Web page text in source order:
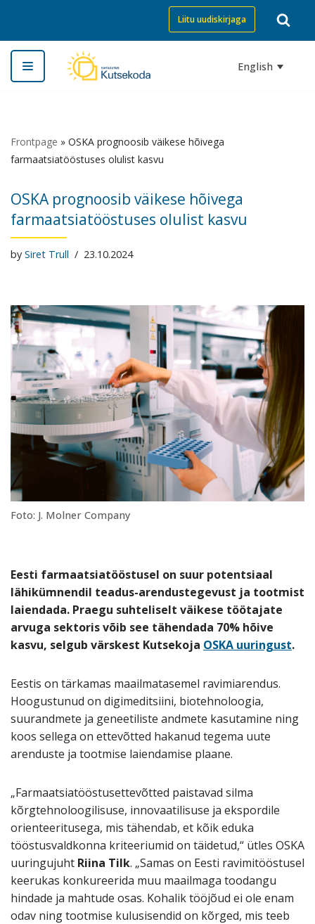
Skip
to
content
Liitu uudiskirjaga
English
Frontpage » OSKA prognoosib väikese hõivega
farmaatsiatööstuses olulist kasvu
OSKA prognoosib väikese hõivega
farmaatsiatööstuses olulist kasvu
by Siret Trull 23.10.2024
Foto: J. Molner Company
Eesti farmaatsiatööstusel on suur potentsiaal
lähikümnendil teadus-arendustegevust ja tootmist
laiendada. Praegu suhteliselt väikese töötajate
arvuga sektoris võib see tähendada 70% hõive
kasvu, selgub värskest Kutsekoja OSKA uuringust.
Eestis on tärkamas maailmatasemel ravimiarendus.
Hoogustunud on digimeditsiini, biotehnoloogia,
suurandmete ja geneetiliste andmete kasutamine ning
koos sellega on ettevõtted hakanud tegema uute
arenduste ja tootmise laiendamise plaane.
„Farmaatsiatööstusettevõtted paistavad silma
kõrgtehnoloogilisuse, innovaatilisuse ja ekspordile
orienteeritusega, mis tähendab, et kõik eduka
tööstusvaldkonna kriteeriumid on täidetud,“ ütles OSKA
uuringujuht Riina Tilk. „Samas on Eesti ravimitööstusel
keerukas konkureerida muu maailmaga toodangu
hindade ja mahtude osas. Kohalik tööjõud ei ole enam
odav ning tootmise kulusisendid on kõrged, mis teeb